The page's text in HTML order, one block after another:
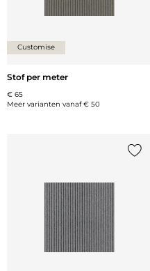
Customise
Stof per meter
€ 65
Meer varianten vanaf€ 50